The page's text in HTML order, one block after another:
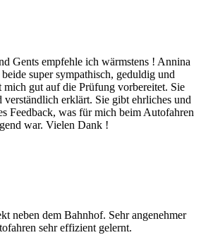
Gents empfehle ich wärmstens ! Annina
super sympathisch, geduldig und
gut auf die Prüfung vorbereitet. Sie
verständlich erklärt. Sie gibt ehrliches und
Feedback, was für mich beim Autofahren
war. Vielen Dank !
neben dem Bahnhof. Sehr angenehmer
sehr effizient gelernt.